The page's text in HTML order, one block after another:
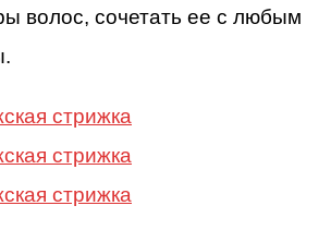
волос, сочетать ее с любым